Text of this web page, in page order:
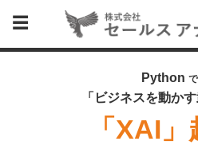
Python
「ビジネスを動かす
「XAI